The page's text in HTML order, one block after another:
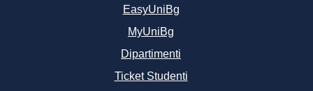
EasyUniBg
MyUniBg
Dipartimenti
Ticket Studenti